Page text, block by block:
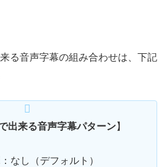
る音声字幕の組み合わせは、下記
出来る音声字幕パターン】
なし（デフォルト）